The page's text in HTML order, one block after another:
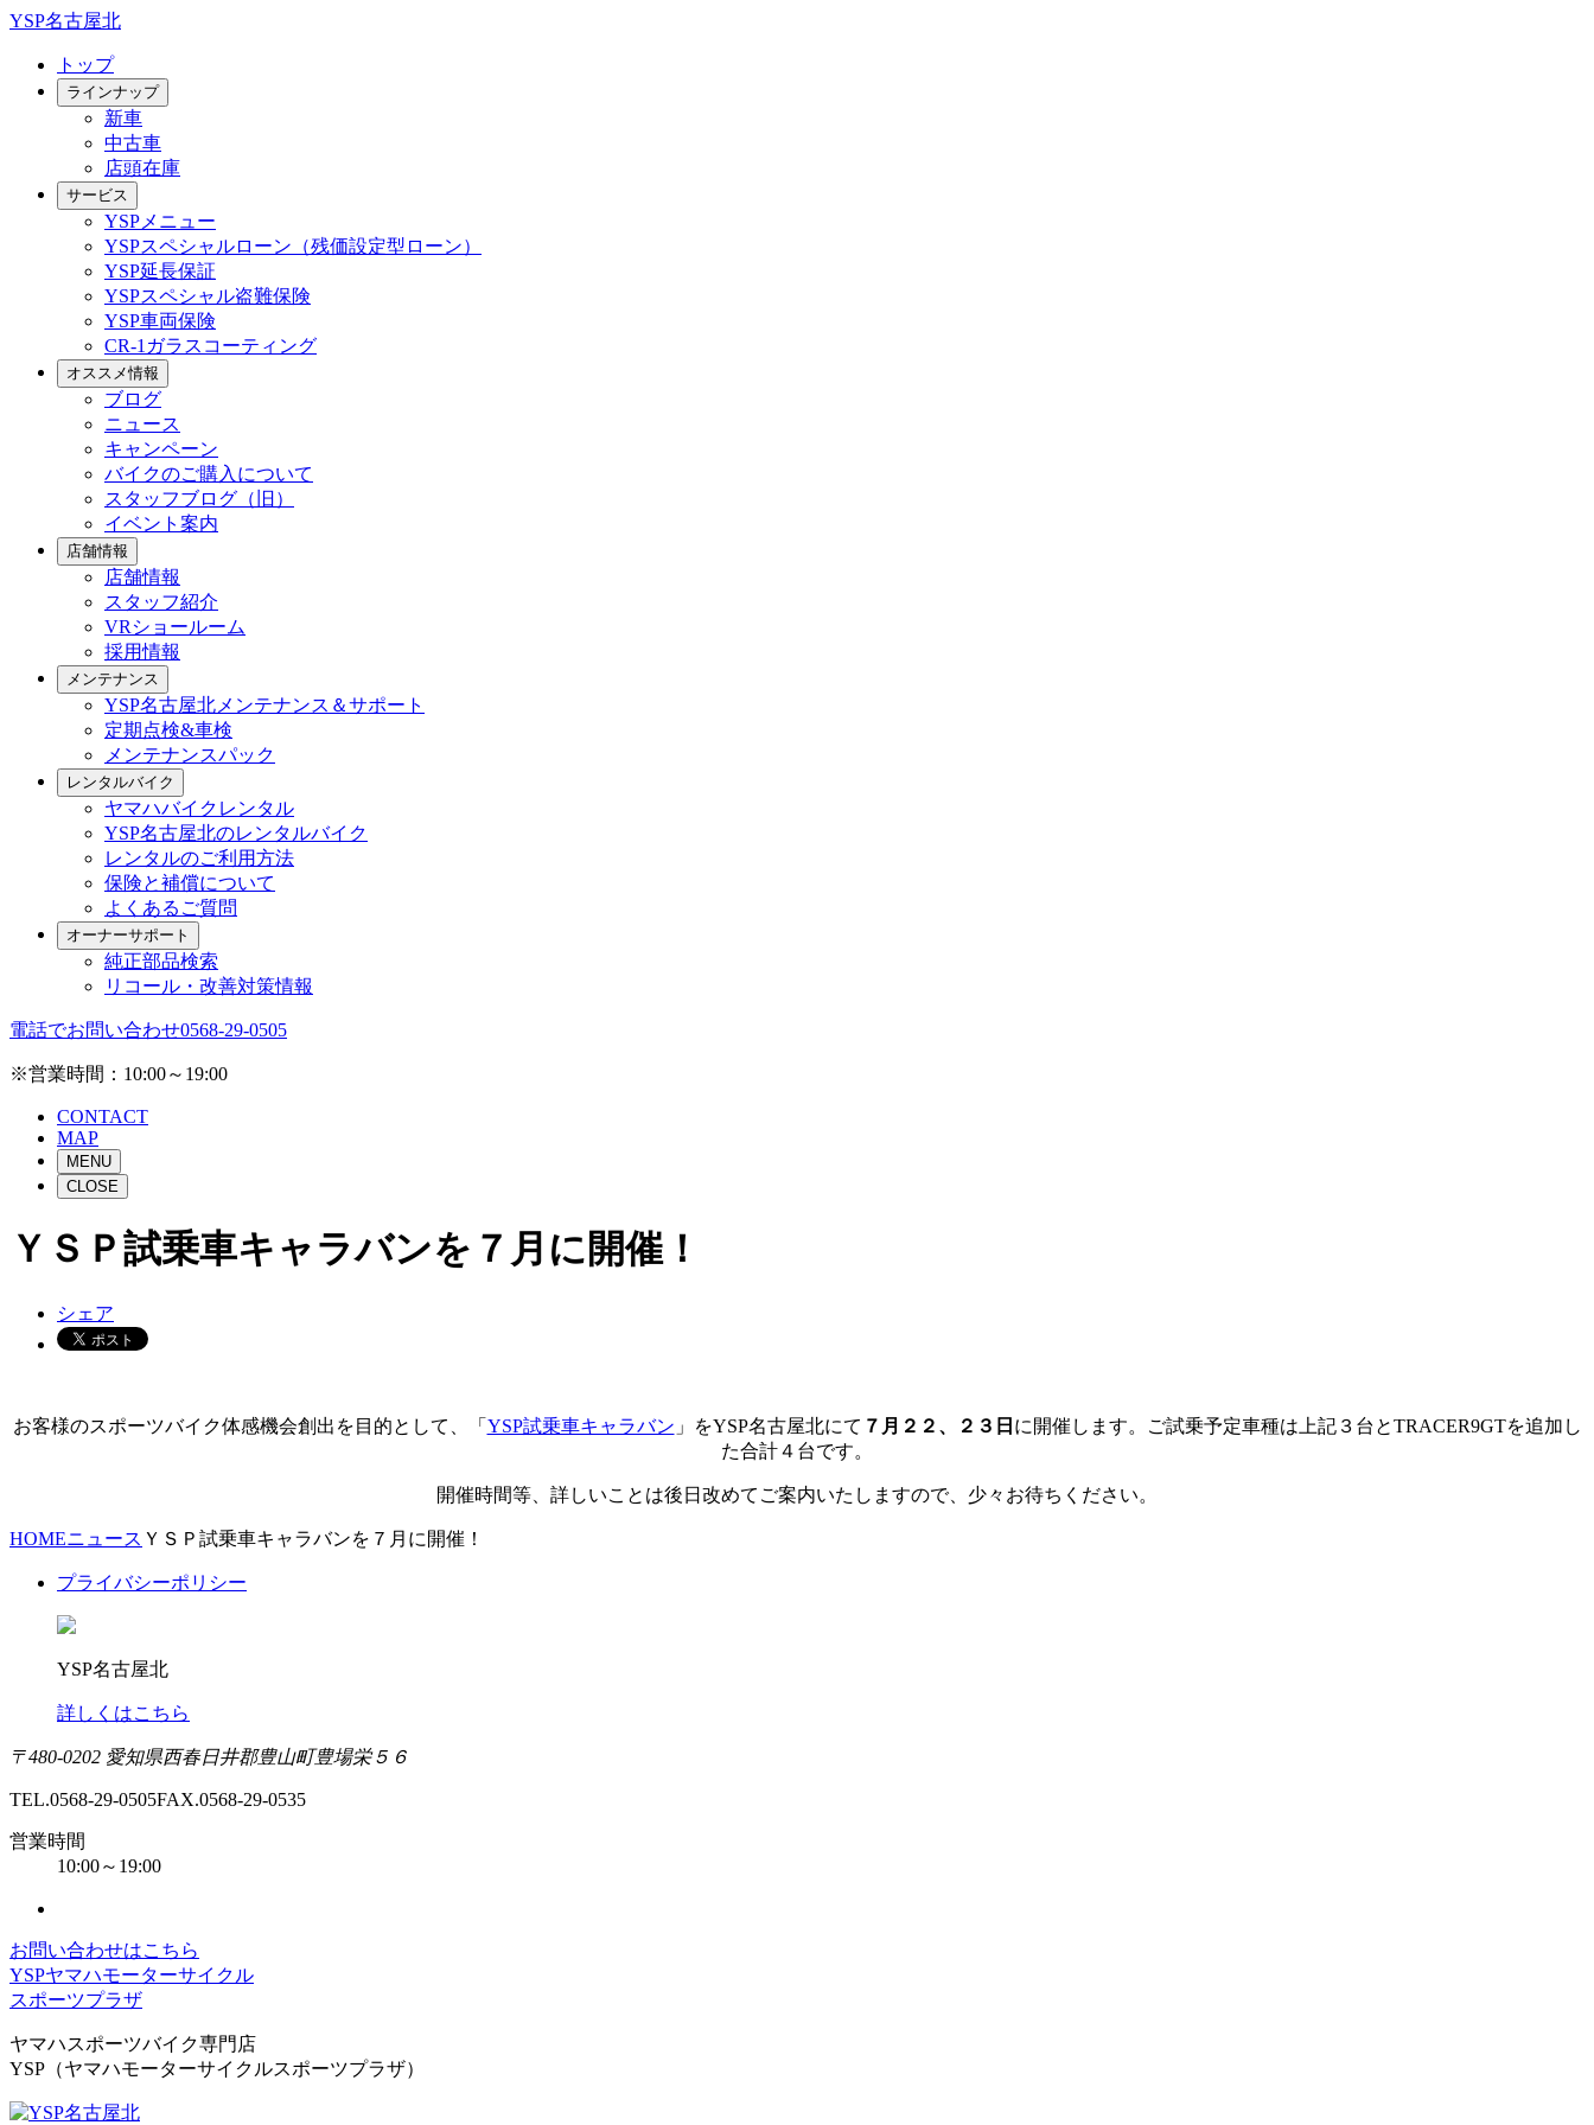
YSP名古屋北
トップ
ラインナップ
新車
中古車
店頭在庫
サービス
YSPメニュー
YSPスペシャルローン（残価設定型ローン）
YSP延長保証
YSPスペシャル盗難保険
YSP車両保険
CR-1ガラスコーティング
オススメ情報
ブログ
ニュース
キャンペーン
バイクのご購入について
スタッフブログ（旧）
イベント案内
店舗情報
店舗情報
スタッフ紹介
VRショールーム
採用情報
メンテナンス
YSP名古屋北メンテナンス＆サポート
定期点検&車検
メンテナンスパック
レンタルバイク
ヤマハバイクレンタル
YSP名古屋北のレンタルバイク
レンタルのご利用方法
保険と補償について
よくあるご質問
オーナーサポート
純正部品検索
リコール・改善対策情報
電話でお問い合わせ0568-29-0505
※営業時間：10:00～19:00
CONTACT
MAP
MENU
CLOSE
ＹＳＰ試乗車キャラバンを７月に開催！
シェア
お客様のスポーツバイク体感機会創出を目的として、「 YSP試乗車キャラバン 」をYSP名古屋北にて ７月２２、２３日 に開催します。ご試乗予定車種は上記３台とTRACER9GTを追加し
た合計４台です。
開催時間等、詳しいことは後日改めてご案内いたしますので、少々お待ちください。
HOMEニュース ＹＳＰ試乗車キャラバンを７月に開催！
プライバシーポリシー
YSP名古屋北
詳しくはこちら
〒480-0202 愛知県西春日井郡豊山町豊場栄５６
TEL.0568-29-0505FAX.0568-29-0535
営業時間
10:00～19:00
お問い合わせはこちら
YSPヤマハモーターサイクル
スポーツプラザ
ヤマハスポーツバイク専門店
YSP（ヤマハモーターサイクルスポーツプラザ）